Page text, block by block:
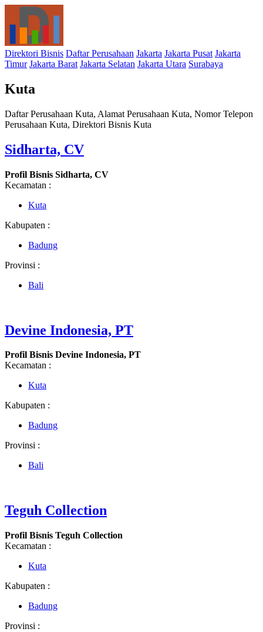
Direktori Bisnis Daftar Perusahaan Jakarta Jakarta Pusat Jakarta
Timur Jakarta Barat Jakarta Selatan Jakarta Utara Surabaya
Kuta
Daftar Perusahaan Kuta, Alamat Perusahaan Kuta, Nomor Telepon
Perusahaan Kuta, Direktori Bisnis Kuta
Sidharta, CV
Profil Bisnis Sidharta, CV
Kecamatan :
Kuta
Kabupaten :
Badung
Provinsi :
Bali
Devine Indonesia, PT
Profil Bisnis Devine Indonesia, PT
Kecamatan :
Kuta
Kabupaten :
Badung
Provinsi :
Bali
Teguh Collection
Profil Bisnis Teguh Collection
Kecamatan :
Kuta
Kabupaten :
Badung
Provinsi :